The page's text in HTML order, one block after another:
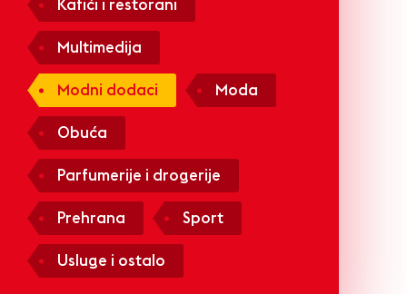
Kafići i restorani
Multimedija
Modni dodaci Moda
Obuća
Parfumerije i drogerije
Prehrana Sport
Usluge i ostalo